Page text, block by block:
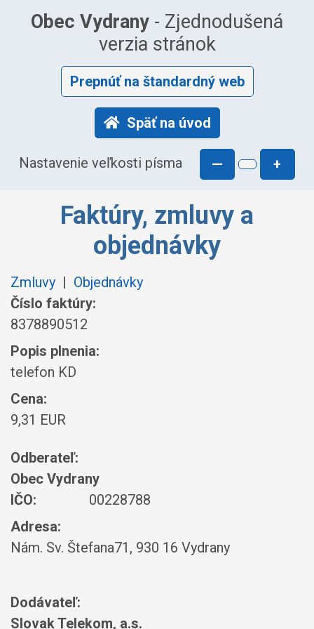
Obec Vydrany - Zjednodušená
verzia stránok
Prepnúť na štandardný web
Späť na úvod
Nastavenie veľkosti písma — +
Faktúry, zmluvy a
objednávky
Zmluvy | Objednávky
Číslo faktúry:
8378890512
Popis plnenia:
telefon KD
Cena:
9,31 EUR
Odberateľ:
Obec Vydrany
IČO:
00228788
Adresa:
Nám. Sv. Štefana71, 930 16 Vydrany
Dodávateľ:
Slovak Telekom, a.s.